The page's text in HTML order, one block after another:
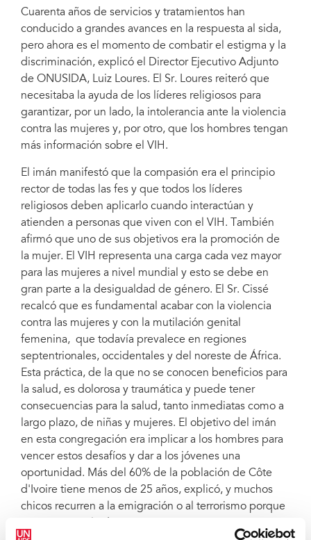
Cuarenta años de servicios y tratamientos han
conducido a grandes avances en la respuesta al sida,
pero ahora es el momento de combatir el estigma y la
discriminación, explicó el Director Ejecutivo Adjunto
de ONUSIDA, Luiz Loures. El Sr. Loures reiteró que
necesitaba la ayuda de los líderes religiosos para
garantizar, por un lado, la intolerancia ante la violencia
contra las mujeres y, por otro, que los hombres tengan
más información sobre el VIH.
El imán manifestó que la compasión era el principio
rector de todas las fes y que todos los líderes
religiosos deben aplicarlo cuando interactúan y
atienden a personas que viven con el VIH. También
afirmó que uno de sus objetivos era la promoción de
la mujer. El VIH representa una carga cada vez mayor
para las mujeres a nivel mundial y esto se debe en
gran parte a la desigualdad de género. El Sr. Cissé
recalcó que es fundamental acabar con la violencia
contra las mujeres y con la mutilación genital
femenina, que todavía prevalece en regiones
septentrionales, occidentales y del noreste de África.
Esta práctica, de la que no se conocen beneficios para
la salud, es dolorosa y traumática y puede tener
consecuencias para la salud, tanto inmediatas como a
largo plazo, de niñas y mujeres. El objetivo del imán
en esta congregación era implicar a los hombres para
vencer estos desafíos y dar a los jóvenes una
oportunidad. Más del 60% de la población de Côte
d'Ivoire tiene menos de 25 años, explicó, y muchos
chicos recurren a la emigración o al terrorismo porque